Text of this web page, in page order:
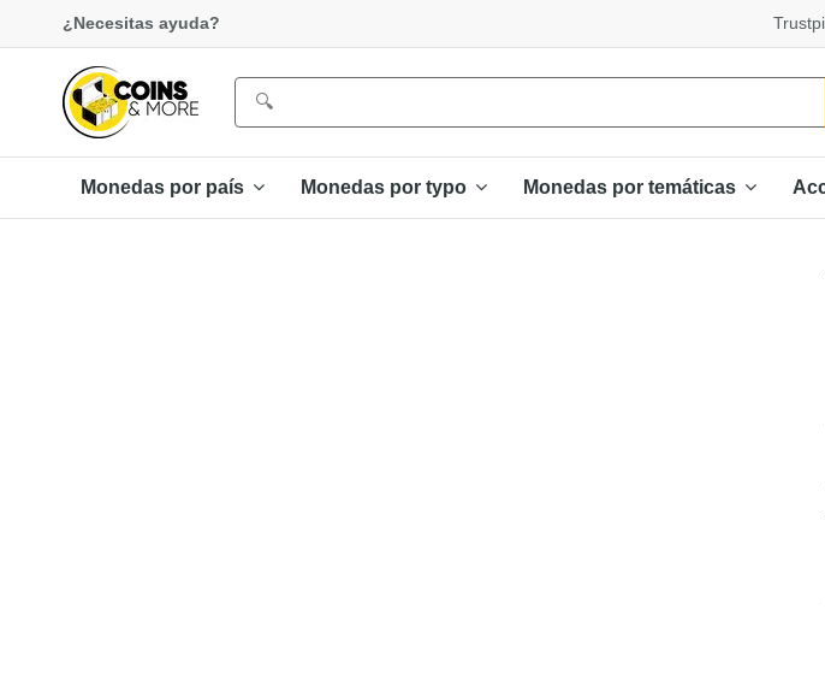
¿Necesitas ayuda?
Monedas por país Monedas por typo Monedas por temáticas